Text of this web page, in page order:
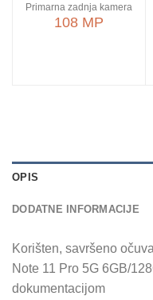
Primarna zadnja kamera
108 MP
OPIS
DODATNE INFORMACIJE
Korišten, savršeno
Note 11 Pro 5G 6GB/
dokumentacijom